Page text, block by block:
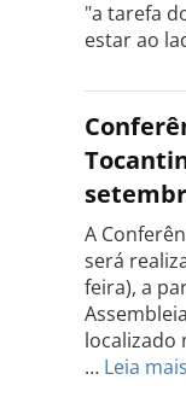
"a tarefa
estar ao
A
será
feira), a
localizado
… Leia mais